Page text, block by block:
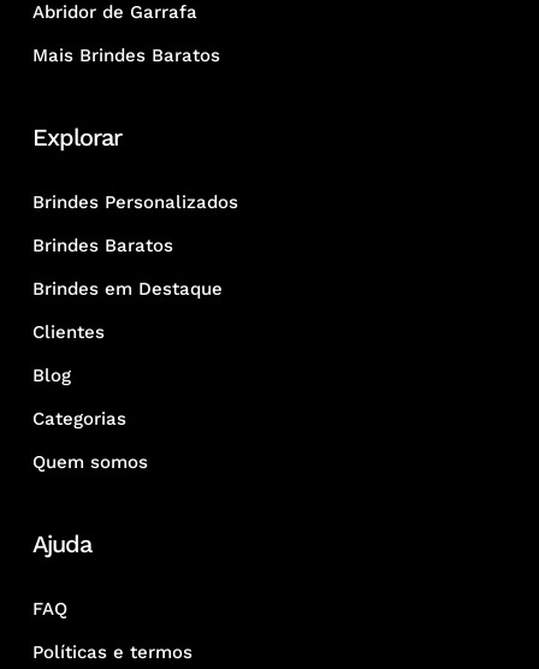
Abridor de Garrafa
Mais Brindes Baratos
Explorar
Brindes Personalizados
Brindes Baratos
Brindes em Destaque
Clientes
Blog
Categorias
Quem somos
Ajuda
FAQ
Políticas e termos